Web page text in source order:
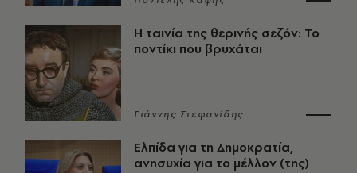
Η ταινία της θερινής σεζόν: Το
ποντίκι που βρυχάται
Γιάννης Στεφανίδης
Ελπίδα για τη Δημοκρατία,
ανησυχία για το μέλλον (της)